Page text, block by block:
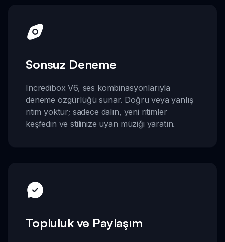
Sonsuz Deneme
Incredibox V6, ses kombinasyonlarıyla
deneme özgürlüğü sunar. Doğru veya yanlış
ritim yoktur; sadece dalın, yeni ritimler
keşfedin ve stilinize uyan müziği yaratın.
Topluluk ve Paylaşım